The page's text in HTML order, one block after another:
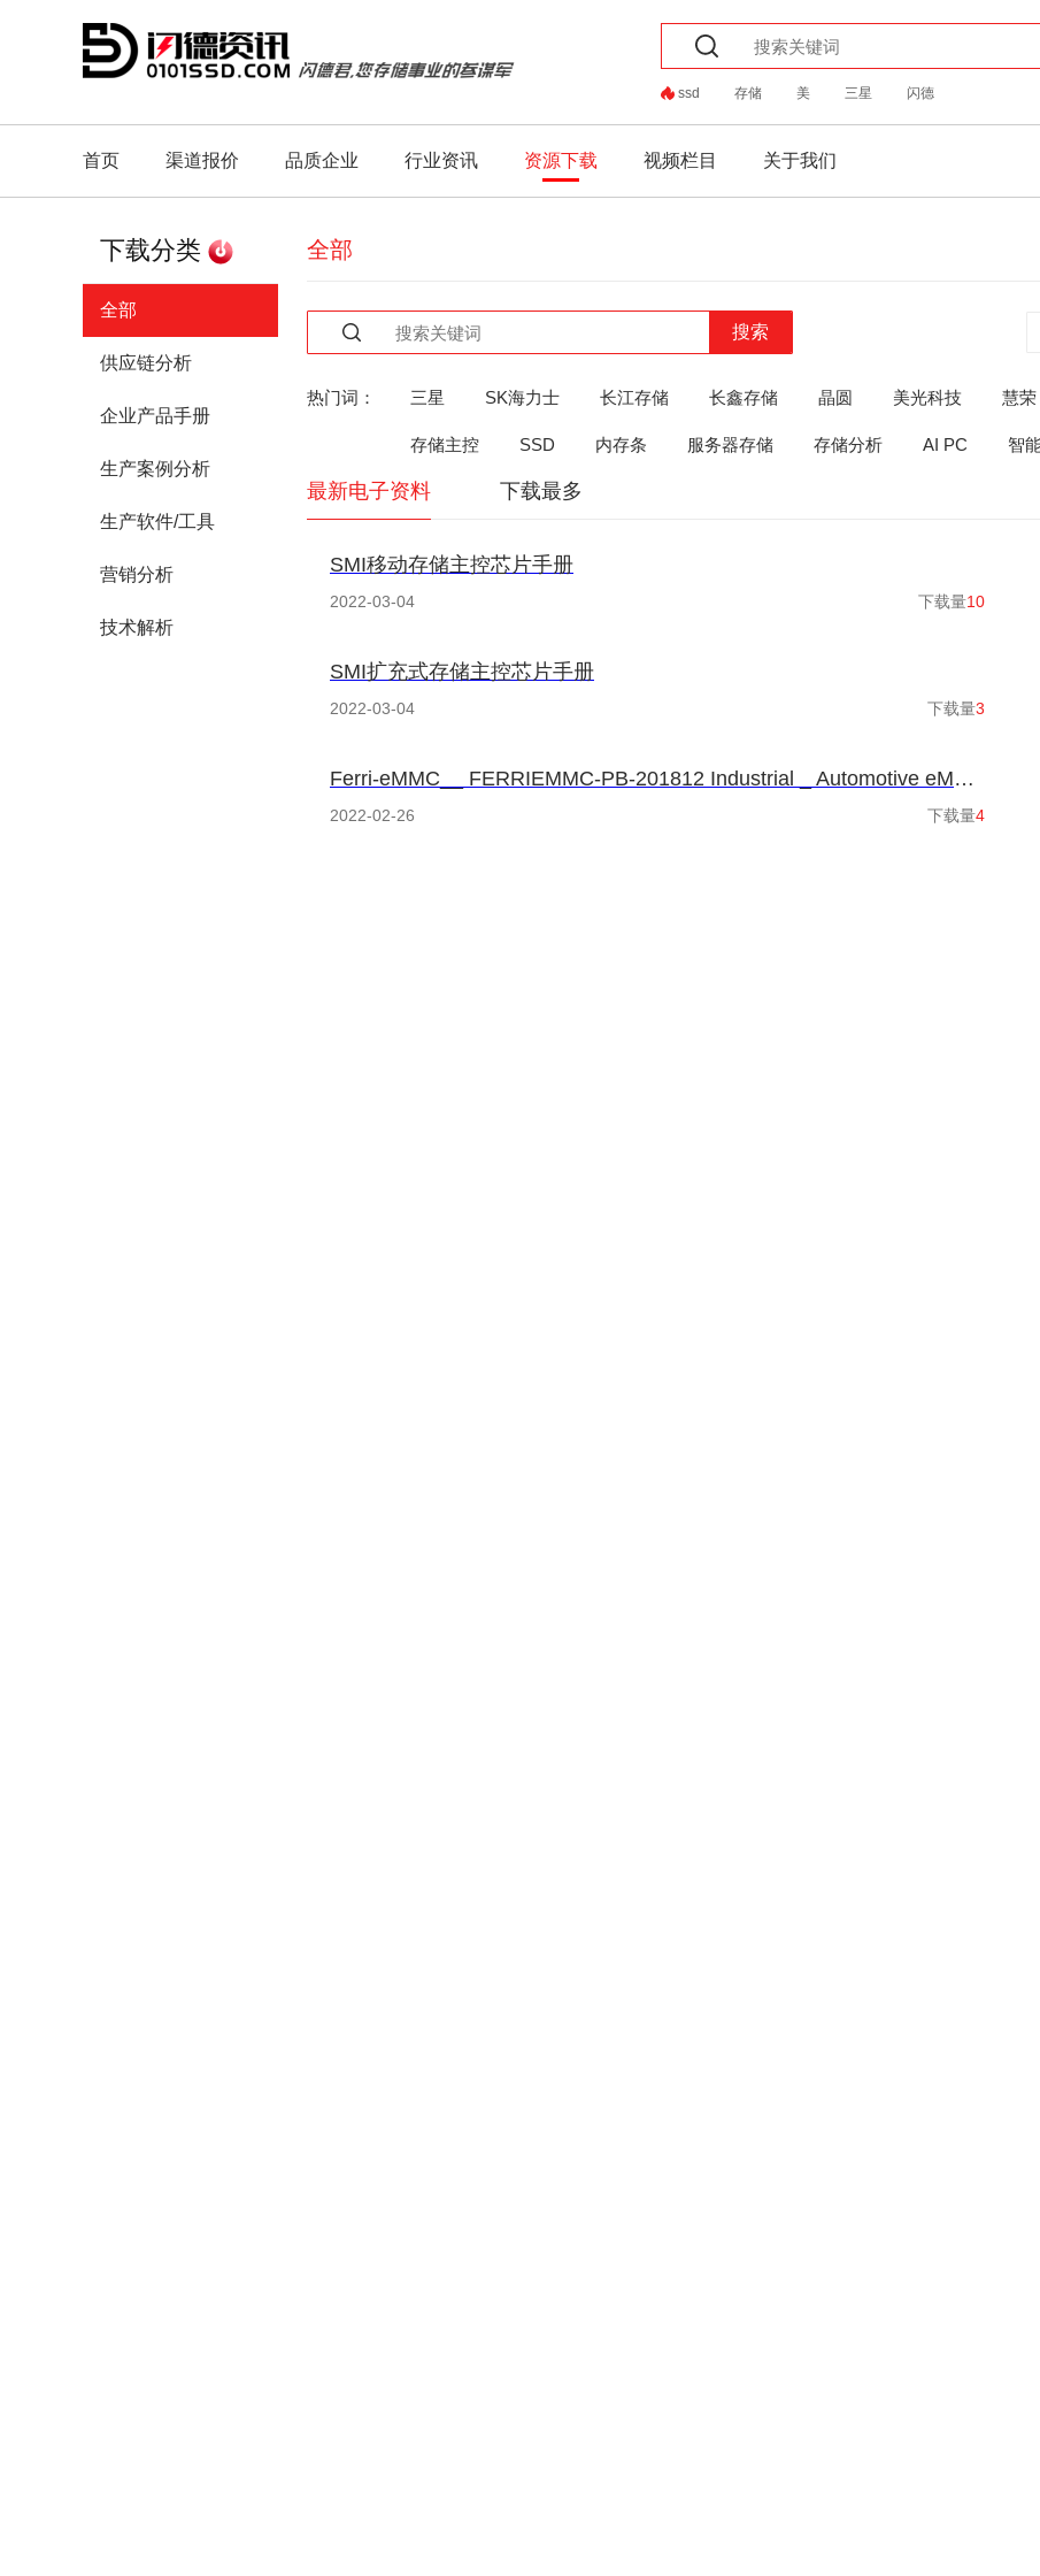
ssd 存储 美 三星 闪德
首页 渠道报价 品质企业 行业资讯 资源下载 视频栏目 关于我们
下载分类
全部
供应链分析
企业产品手册
生产案例分析
生产软件/工具
营销分析
技术解析
全部
搜索
热门词： 三星 SK海力士 长江存储 长鑫存储 晶圆 美光科技 慧荣
存储主控 SSD 内存条 服务器存储 存储分析 AI PC 智
人工智能 the
最新电子资料 下载最多
SMI移动存储主控芯片手册
2022-03-04 下载量10
SMI扩充式存储主控芯片手册
2022-03-04 下载量3
Ferri-eMMC__ FERRIEMMC-PB-201812 Industrial _ Automotive eMMC
2022-02-26 下载量4